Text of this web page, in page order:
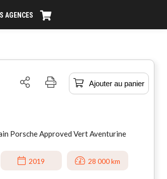
AGENCES
Ajouter au panier
Porsche Approved Vert Aventurine
2019 28 000 km